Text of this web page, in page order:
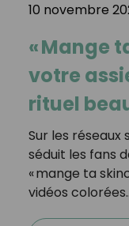
10 novembre
« Mange
votre
rituel
Sur les réseaux
séduit les fans
« mange ta
vidéos